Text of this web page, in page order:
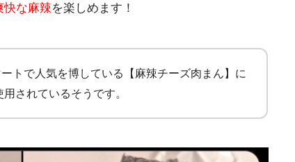
快な麻辣を楽しめます！
トで人気を博している【麻辣チーズ肉まん】に
用されているそうです。